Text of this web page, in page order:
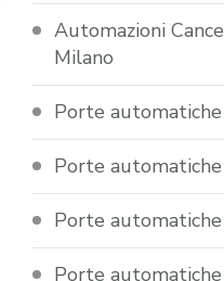
Automazioni
Milano
Porte automatiche
Porte
Porte
Porte